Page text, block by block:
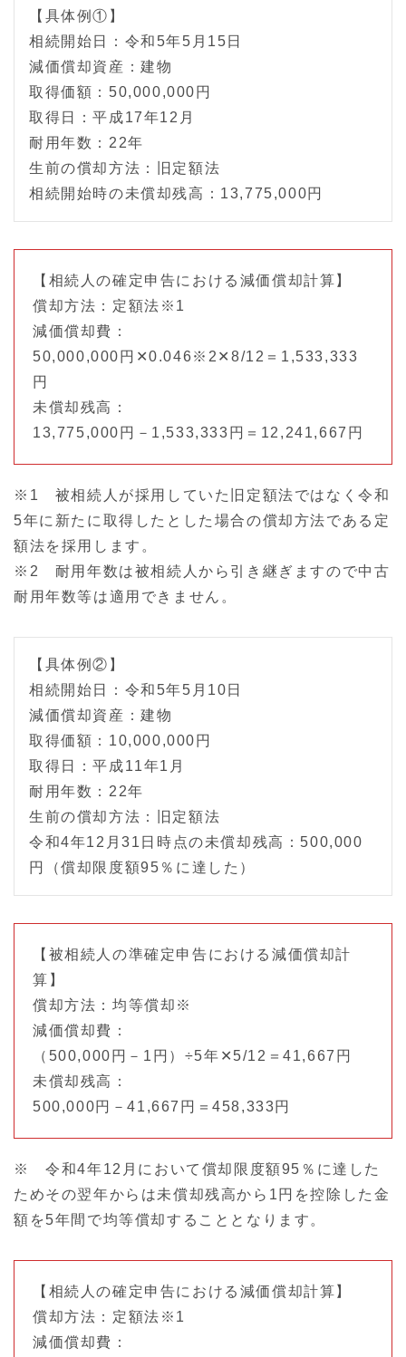
【具体例①】
相続開始日：令和5年5月15日
減価償却資産：建物
取得価額：50,000,000円
取得日：平成17年12月
耐用年数：22年
生前の償却方法：旧定額法
相続開始時の未償却残高：13,775,000円
【相続人の確定申告における減価償却計算】
償却方法：定額法※1
減価償却費：
50,000,000円✕0.046※2✕8/12＝1,533,333
円
未償却残高：
13,775,000円－1,533,333円＝12,241,667円
※1 被相続人が採用していた旧定額法ではなく令和
5年に新たに取得したとした場合の償却方法である定
額法を採用します。
※2 耐用年数は被相続人から引き継ぎますので中古
耐用年数等は適用できません。
【具体例②】
相続開始日：令和5年5月10日
減価償却資産：建物
取得価額：10,000,000円
取得日：平成11年1月
耐用年数：22年
生前の償却方法：旧定額法
令和4年12月31日時点の未償却残高：500,000
円（償却限度額95％に達した）
【被相続人の準確定申告における減価償却計
算】
償却方法：均等償却※
減価償却費：
（500,000円－1円）÷5年✕5/12＝41,667円
未償却残高：
500,000円－41,667円＝458,333円
※ 令和4年12月において償却限度額95％に達した
ためその翌年からは未償却残高から1円を控除した金
額を5年間で均等償却することとなります。
【相続人の確定申告における減価償却計算】
償却方法：定額法※1
減価償却費：